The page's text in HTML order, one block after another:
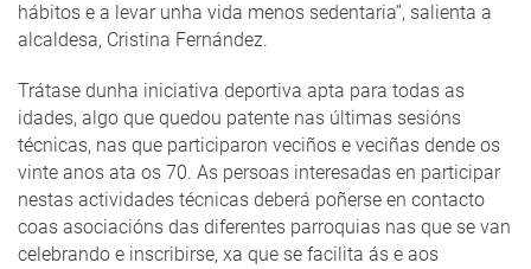
hábitos e a levar unha vida menos sedentaria”, salienta a
alcaldesa, Cristina Fernández.
Trátase dunha iniciativa deportiva apta para todas as
idades, algo que quedou patente nas últimas sesións
técnicas, nas que participaron veciños e veciñas dende os
vinte anos ata os 70. As persoas interesadas en participar
nestas actividades técnicas deberá poñerse en contacto
coas asociacións das diferentes parroquias nas que se van
celebrando e inscribirse, xa que se facilita ás e aos